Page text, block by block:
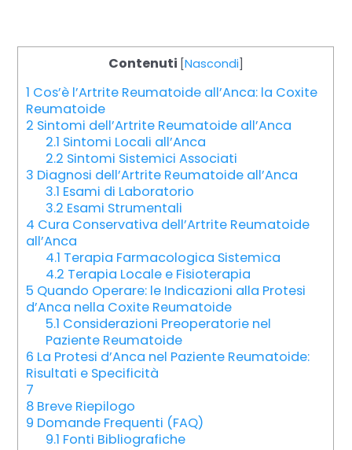
Contenuti [Nascondi
1 Cos’è l’Artrite Reumatoide all’Anca: la Coxite
Reumatoide
2 Sintomi dell’Artrite Reumatoide all’Anca
2.1 Sintomi Locali all’Anca
2.2 Sintomi Sistemici Associati
3 Diagnosi dell’Artrite Reumatoide all’Anca
3.1 Esami di Laboratorio
3.2 Esami Strumentali
4 Cura Conservativa dell’Artrite Reumatoide
all’Anca
4.1 Terapia Farmacologica Sistemica
4.2 Terapia Locale e Fisioterapia
5 Quando Operare: le Indicazioni alla Protesi
d’Anca nella Coxite Reumatoide
5.1 Considerazioni Preoperatorie nel
Paziente Reumatoide
6 La Protesi d’Anca nel Paziente Reumatoide:
Risultati e Specificità
7
8 Breve Riepilogo
9 Domande Frequenti (FAQ)
9.1 Fonti Bibliografiche